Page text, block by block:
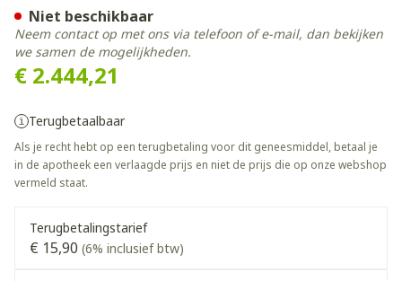
€ 2.444,21
Terugbetaalbaar
Als je recht hebt op een terugbetaling voor dit geneesmiddel, betaal je
in de apotheek een verlaagde prijs en niet de prijs die op onze webshop
vermeld staat.
Terugbetalingstarief
€ 15,90 (6% inclusief btw)
Niet beschikbaar
Neem contact op met ons via telefoon of e-mail, dan bekijken
we samen de mogelijkheden.